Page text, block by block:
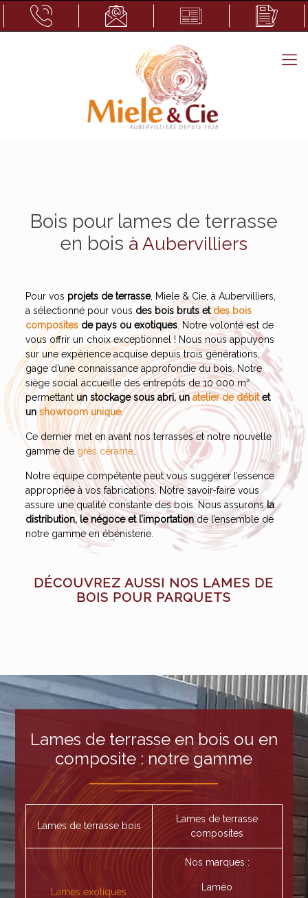
Bois pour lames de terrasse
en bois à Aubervilliers
Pour vos projets de terrasse, Miele & Cie, à Aubervilliers,
a sélectionné pour vous des bois bruts etdes bois
compositesde pays ou exotiques. Notre volonté est de
vous offrir un choix exceptionnel ! Nous nous appuyons
sur une expérience acquise depuis trois générations,
gage d’une connaissance approfondie du bois. Notre
siège social accueille des entrepôts de 10 000 m²
permettantun stockage sous abri, unatelier de débitet
unshowroom unique.
Ce dernier met en avant nos terrasses et notre nouvelle
gamme de grès cérame.
Notre équipe compétente peut vous suggérer l’essence
appropriée à vos fabrications. Notre savoir-faire vous
assure une qualité constante des bois. Nous assuronsla
distribution, le négoce et l’importationde l’ensemble de
notre gamme en ébénisterie.
DÉCOUVREZ AUSSI NOS LAMES DE
BOIS POUR PARQUETS
Lames de terrasse en bois ou en
composite : notre gamme
Lames de terrasse bois
Lames de terrasse
composites
Lames exotiques
Nos marques :
Laméo